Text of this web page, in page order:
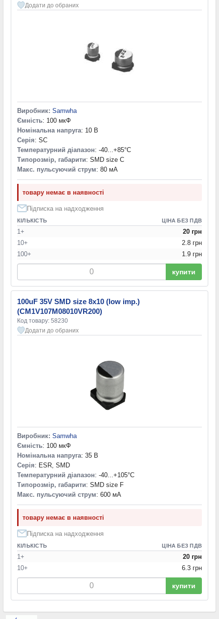
Додати до обраних
Виробник: Samwha
Ємність: 100 мкФ
Номінальна напруга: 10 В
Серія: SC
Температурний діапазон: -40...+85°С
Типорозмір, габарити: SMD size C
Макс. пульсуючий струм: 80 мА
товару немає в наявності
Підписка на надходження
КІЛЬКІСТЬ ЦІНА БЕЗ ПДВ
1+
20 грн
10+
2.8 грн
100+
1.9 грн
купити
100uF 35V SMD size 8x10 (low imp.)
(CM1V107M08010VR200)
Код товару: 58230
Додати до обраних
Виробник: Samwha
Ємність: 100 мкФ
Номінальна напруга: 35 В
Серія: ESR, SMD
Температурний діапазон: -40...+105°С
Типорозмір, габарити: SMD size F
Макс. пульсуючий струм: 600 мА
товару немає в наявності
Підписка на надходження
КІЛЬКІСТЬ ЦІНА БЕЗ ПДВ
1+
20 грн
10+
6.3 грн
купити